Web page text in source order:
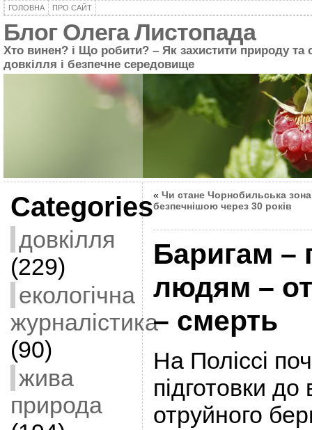
ГОЛОВНА ПРО САЙТ
Блог Олега Листопада
Хто винен? і Що робити? – Як захистити природу та
довкілля і безпечне середовище
Categories
довкілля
(229)
екологічна
журналістика
(90)
жива
природа
« Чи стане Чорнобильська зона
безпечнішою через 30 років
Баригам –
людям –
– смерть
На Поліссі
підготовки до
отруйного